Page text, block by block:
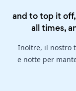
and to top it
all times,
Inoltre, il nostro
e notte per